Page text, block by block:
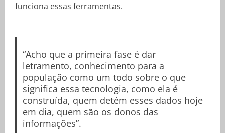
funciona essas ferramentas.
“Acho que a primeira fase é dar
letramento, conhecimento para a
população como um todo sobre o que
significa essa tecnologia, como ela é
construída, quem detém esses dados hoje
em dia, quem são os donos das
informações”.